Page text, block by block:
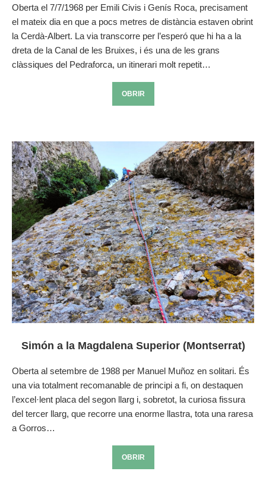
Oberta el 7/7/1968 per Emili Civis i Genís Roca, precisament
el mateix dia en que a pocs metres de distància estaven obrint
la Cerdà-Albert. La via transcorre per l’esperó que hi ha a la
dreta de la Canal de les Bruixes, i és una de les grans
clàssiques del Pedraforca, un itinerari molt repetit…
OBRIR
Simón a la Magdalena Superior (Montserrat)
Oberta al setembre de 1988 per Manuel Muñoz en solitari. És
una via totalment recomanable de principi a fi, on destaquen
l’excel·lent placa del segon llarg i, sobretot, la curiosa fissura
del tercer llarg, que recorre una enorme llastra, tota una raresa
a Gorros…
OBRIR